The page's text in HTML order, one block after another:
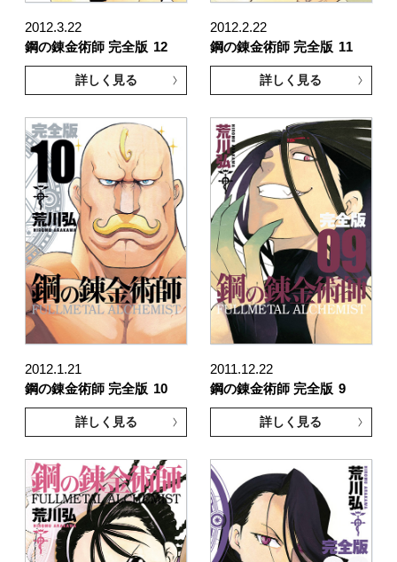
2012.3.22
鋼の錬金術師 完全版 12
詳しく見る
2012.2.22
鋼の錬金術師 完全版 11
詳しく見る
2012.1.21
鋼の錬金術師 完全版 10
詳しく見る
2011.12.22
鋼の錬金術師 完全版 9
詳しく見る